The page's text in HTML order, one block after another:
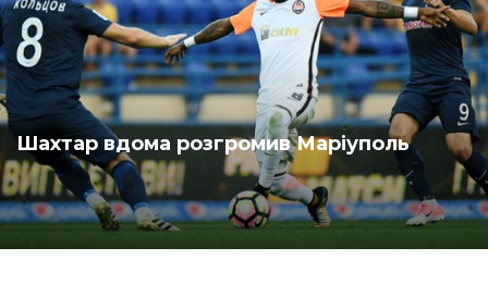
Шахтар вдома розгромив Маріуполь